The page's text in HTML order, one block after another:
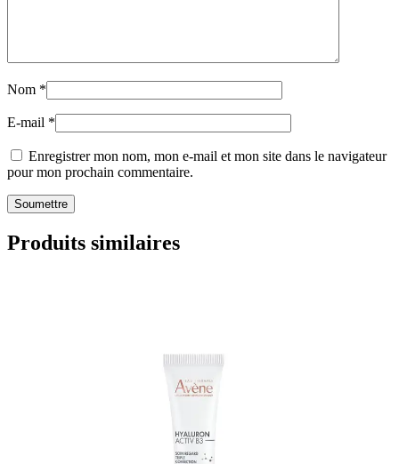
Nom *
E-mail *
Enregistrer mon nom, mon e-mail et mon site dans le navigateur
pour mon prochain commentaire.
Produits similaires